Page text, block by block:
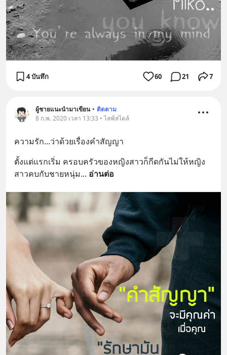
4 บันทึก 60 21 7
ผู้ชายแนะนำมาเขียน • ติดตาม
8 ก.พ. 2020 เวลา 13:33 • ไลฟ์สไตล์
ความรัก...ว่าด้วยเรื่องคำสัญญา
ตั้งแต่แรกเริ่ม ครอบครัวของหญิงสาวก็กีดกันไม่ให้หญิง
สาวคบกับชายหนุ่ม... อ่านต่อ